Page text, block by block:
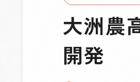
大洲農
開発